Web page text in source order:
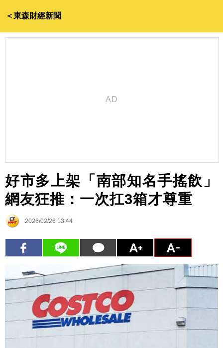
＜東森財經新聞
好市多上架「南部知名手搖飲」
網友狂推：一次扛3箱才尊重
2026/02/26 13:44